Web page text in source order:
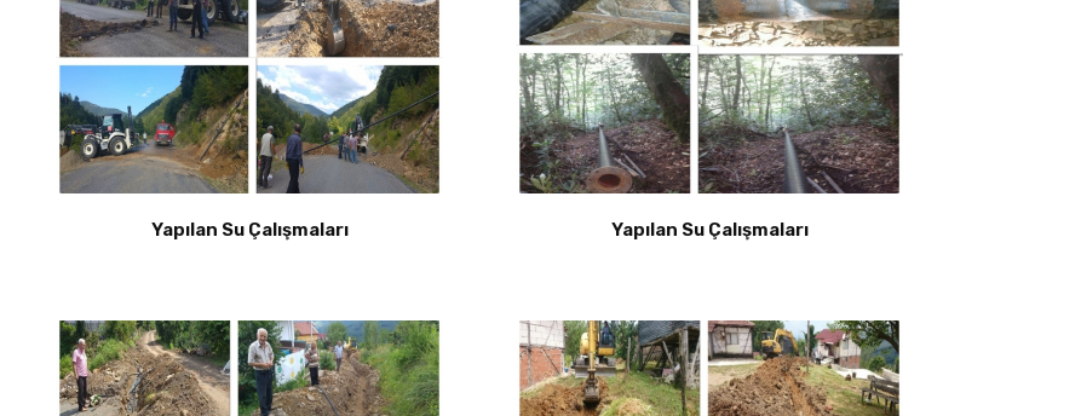
Yapılan Su Çalışmaları Yapılan Su Çalışmaları